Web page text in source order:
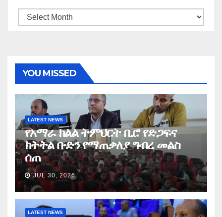
Archives
YOU MISSED
LATEST NEWS
የአማራ ክልል ትምህርት ቢሮ የድጋፍና
ክትትል ቡድን የማጠቃለያ ግብረ መልስ
ሰጠ
JUL 30, 2026
LATEST NEWS